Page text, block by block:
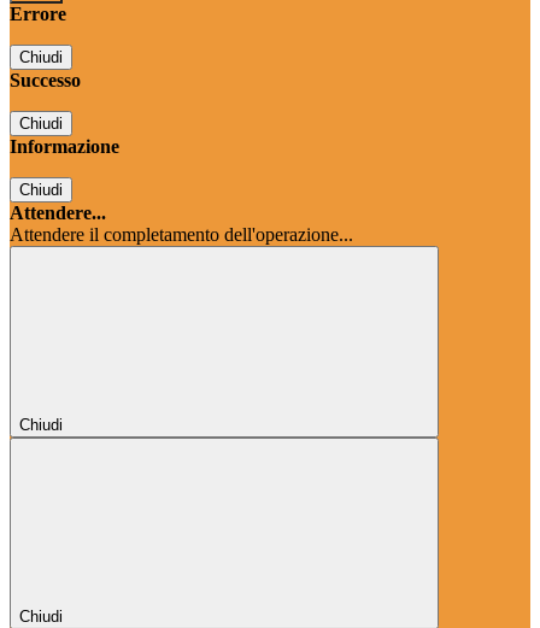
Errore
Chiudi
Successo
Chiudi
Informazione
Chiudi
Attendere...
Attendere il completamento dell'operazione...
Chiudi
Chiudi